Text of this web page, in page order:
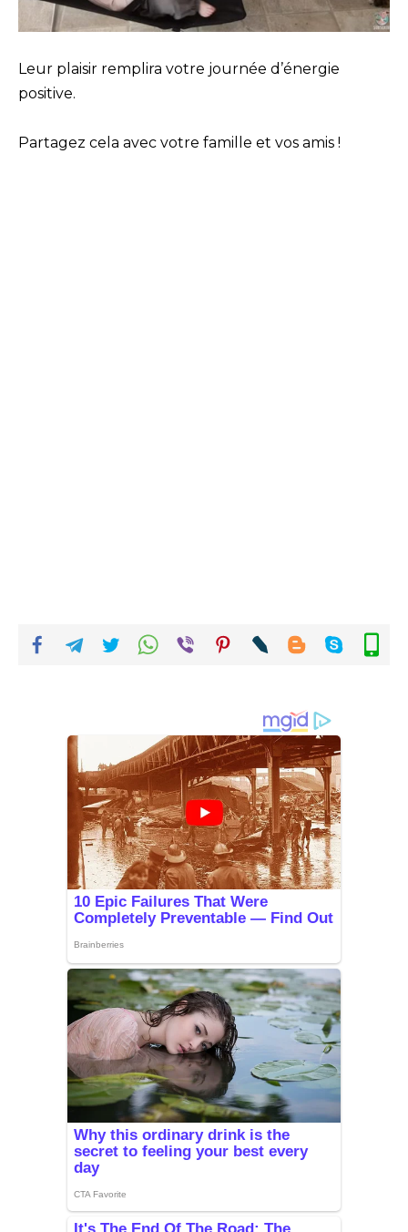
Leur plaisir remplira votre journée d’énergie
positive.
Partagez cela avec votre famille et vos amis !